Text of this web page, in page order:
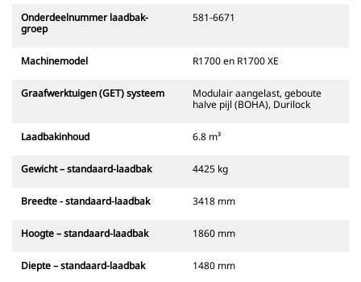
Onderdeelnummer laadbak-
groep
581-6671
Machinemodel R1700 en R1700 XE
Graafwerktuigen (GET) systeem
Modulair aangelast, geboute
halve pijl (BOHA), Durilock
Laadbakinhoud 6.8 m³
Gewicht – standaard-laadbak 4425 kg
Breedte - standaard-laadbak 3418 mm
Hoogte – standaard-laadbak 1860 mm
Diepte – standaard-laadbak 1480 mm